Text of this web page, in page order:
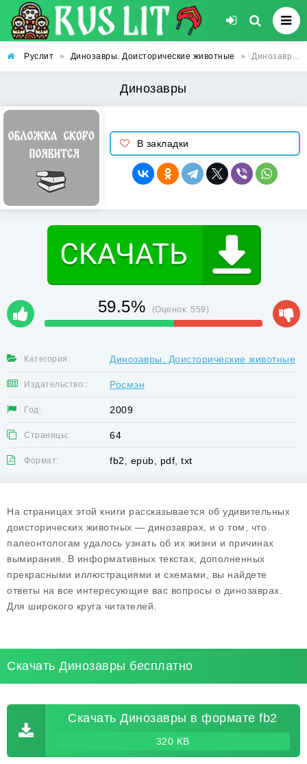
Руслит » Динозавры. Доисторические животные » Динозавры
Динозавры
В закладки
59.5% (Оценок:559)
Категория: Динозавры. Доисторические животные
Издательство:: Росмэн
Год: 2009
Страницы: 64
Формат: fb2, epub, pdf, txt
На страницах этой книги рассказывается об удивительных
доисторических животных — динозаврах, и о том, что
палеонтологам удалось узнать об их жизни и причинах
вымирания. В информативных текстах, дополненных
прекрасными иллюстрациями и схемами, вы найдете
ответы на все интересующие вас вопросы о динозаврах.
Для широкого круга читателей.
Скачать Динозавры бесплатно
Скачать Динозавры в формате fb2
320 KB